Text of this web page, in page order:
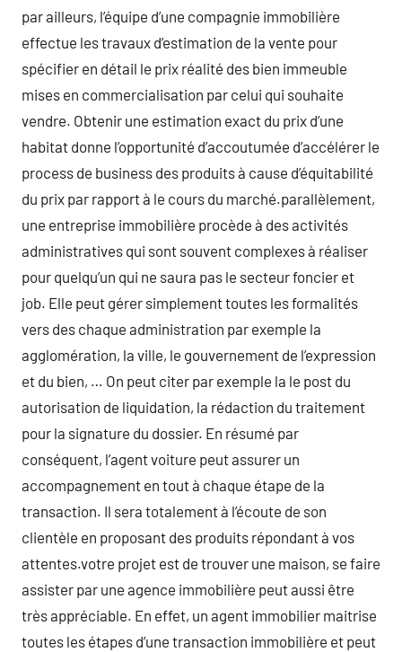
par ailleurs, l’équipe d’une compagnie immobilière
effectue les travaux d’estimation de la vente pour
spécifier en détail le prix réalité des bien immeuble
mises en commercialisation par celui qui souhaite
vendre. Obtenir une estimation exact du prix d’une
habitat donne l’opportunité d’accoutumée d’accélérer le
process de business des produits à cause d’équitabilité
du prix par rapport à le cours du marché.parallèlement,
une entreprise immobilière procède à des activités
administratives qui sont souvent complexes à réaliser
pour quelqu’un qui ne saura pas le secteur foncier et
job. Elle peut gérer simplement toutes les formalités
vers des chaque administration par exemple la
agglomération, la ville, le gouvernement de l’expression
et du bien, … On peut citer par exemple la le post du
autorisation de liquidation, la rédaction du traitement
pour la signature du dossier. En résumé par
conséquent, l’agent voiture peut assurer un
accompagnement en tout à chaque étape de la
transaction. Il sera totalement à l’écoute de son
clientèle en proposant des produits répondant à vos
attentes.votre projet est de trouver une maison, se faire
assister par une agence immobilière peut aussi être
très appréciable. En effet, un agent immobilier maitrise
toutes les étapes d’une transaction immobilière et peut